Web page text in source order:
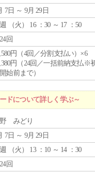
7日 ～ 9月 29日
（火 ） 16 ：30 ～ 17 ：50
回
円（4回／分割支払い）×6
円（24回／一括前納支払※
始前まで）
ドについて詳しく学ぶ～
みどり
7日 ～ 9月 29日
（火 ） 13 ：10 ～ 14 ：30
回